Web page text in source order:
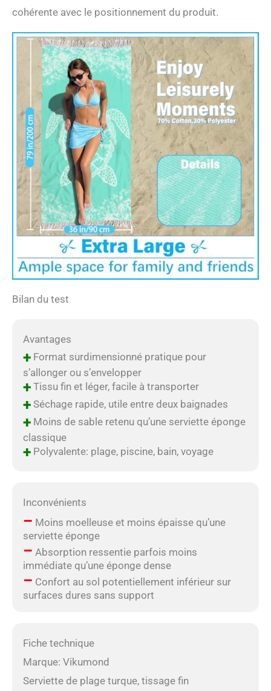
cohérente avec le positionnement du produit.
Bilan du test
Avantages
+Format surdimensionné pratique pour
s’allonger ou s’envelopper
+Tissu fin et léger, facile à transporter
+Séchage rapide, utile entre deux baignades
+Moins de sable retenu qu’une serviette éponge
classique
+Polyvalente: plage, piscine, bain, voyage
Inconvénients
– Moins moelleuse et moins épaisse qu’une
serviette éponge
– Absorption ressentie parfois moins
immédiate qu’une éponge dense
– Confort au sol potentiellement inférieur sur
surfaces dures sans support
Fiche technique
Marque: Vikumond
Serviette de plage turque, tissage fin